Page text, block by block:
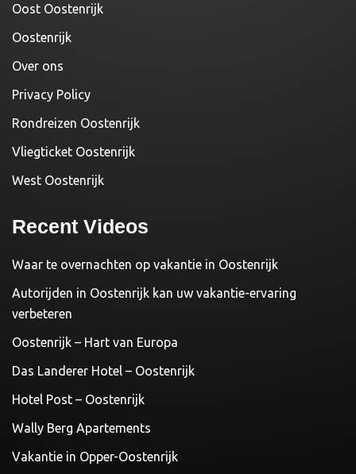
Oost Oostenrijk
Oostenrijk
Over ons
Privacy Policy
Rondreizen Oostenrijk
Vliegticket Oostenrijk
West Oostenrijk
Recent Videos
Waar te overnachten op vakantie in Oostenrijk
Autorijden in Oostenrijk kan uw vakantie-ervaring
verbeteren
Oostenrijk – Hart van Europa
Das Landerer Hotel – Oostenrijk
Hotel Post – Oostenrijk
Wally Berg Apartements
Vakantie in Opper-Oostenrijk